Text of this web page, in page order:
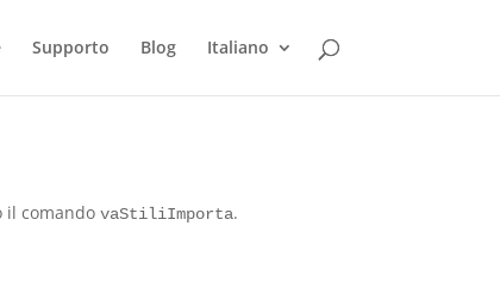
Supporto Blog Italiano
il comandovaStiliImporta.